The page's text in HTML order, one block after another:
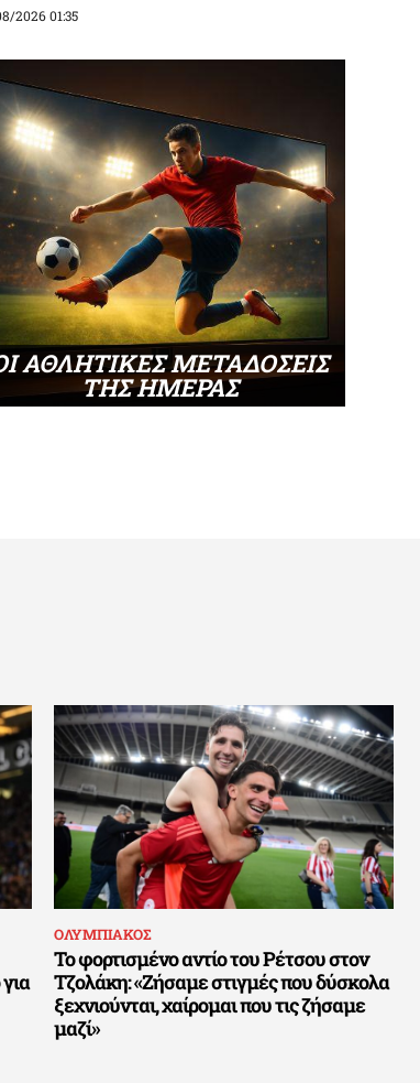
2026 01:35
ΑΘΛΗΤΙΚΕΣ ΜΕΤΑΔΟΣΕΙΣ
ΤΗΣ ΗΜΕΡΑΣ
ΟΛΥΜΠΙΑΚΟΣ
Το φορτισμένο αντίο του Ρέτσου στον
Τζολάκη: «Ζήσαμε στιγμές που δύσκολα
ξεχνιούνται, χαίρομαι που τις ζήσαμε
μαζί»